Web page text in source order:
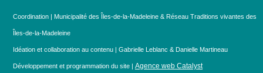
Coordination | Municipalité des Îles-de-la-Madeleine & Réseau Traditions vivantes des
Îles-de-la-Madeleine
Idéation et collaboration au contenu | Gabrielle Leblanc & Danielle Martineau
Développement et programmation du site | Agence web Catalyst